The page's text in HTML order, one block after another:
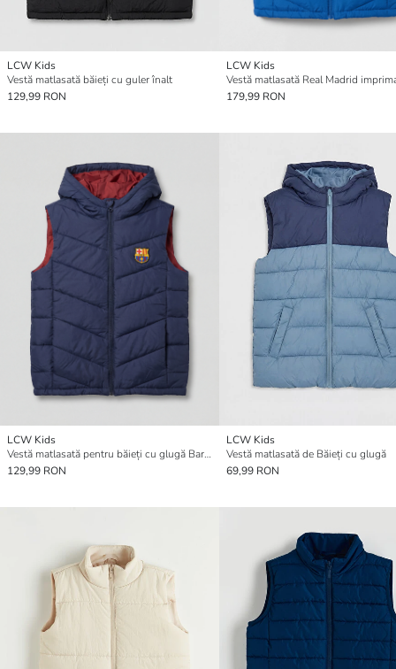
LCW Kids
Vestă matlasată băieți cu guler înalt
129,99 RON
LCW Kids
179,99 RON
LCW Kids
Vestă matlasată pentru băieți cu glugă Barcelona imprimată
129,99 RON
LCW Kids
Vestă matlasată de Băieți cu glugă
69,99 RON